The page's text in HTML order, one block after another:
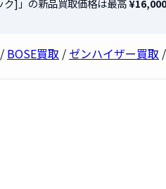
]」の新品買取価格は最高¥16,000
/ BOSE買取 / ゼンハイザー買取 /